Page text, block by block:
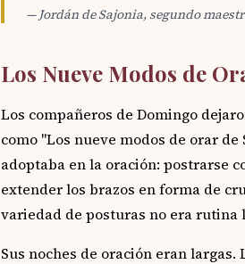
— Jordán de Sajonia, segundo
Los Nueve Modos de
Los compañeros de Domingo
como "Los nueve modos de orar
adoptaba en la oración: postrarse
extender los brazos en forma de
variedad de posturas no era
Sus noches de oración eran